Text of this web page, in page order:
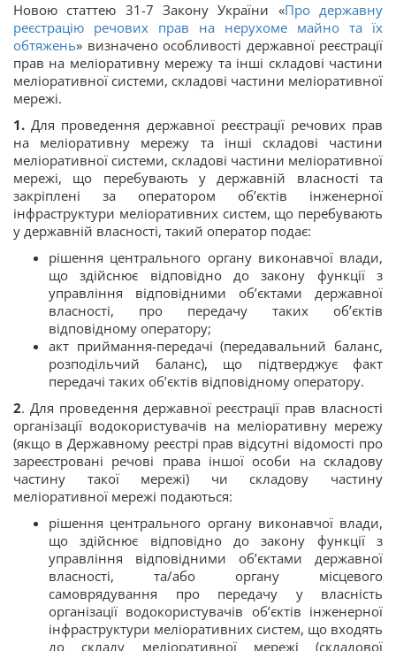
Новою статтею 31-7 Закону України «Про державну
реєстрацію речових прав на нерухоме майно та їх
обтяжень» визначено особливості державної реєстрації
прав на меліоративну мережу та інші складові частини
меліоративної системи, складові частини меліоративної
мережі.
1.Для проведення державної реєстрації речових прав
на меліоративну мережу та інші складові частини
меліоративної системи, складові частини меліоративної
мережі, що перебувають у державній власності та
закріплені за оператором об’єктів інженерної
інфраструктури меліоративних систем, що перебувають
у державній власності, такий оператор подає:
рішення центрального органу виконавчої влади,
що здійснює відповідно до закону функції з
управління відповідними об’єктами державної
власності, про передачу таких об’єктів
відповідному оператору;
акт приймання-передачі (передавальний баланс,
розподільчий баланс), що підтверджує факт
передачі таких об’єктів відповідному оператору.
2. Для проведення державної реєстрації прав власності
організації водокористувачів на меліоративну мережу
(якщо в Державному реєстрі прав відсутні відомості про
зареєстровані речові права іншої особи на складову
частину такої мережі) чи складову частину
меліоративної мережі подаються:
рішення центрального органу виконавчої влади,
що здійснює відповідно до закону функції з
управління відповідними об’єктами державної
власності, та/або органу місцевого
самоврядування про передачу у власність
організації водокористувачів об’єктів інженерної
інфраструктури меліоративних систем, що входять
до складу меліоративної мережі (складової